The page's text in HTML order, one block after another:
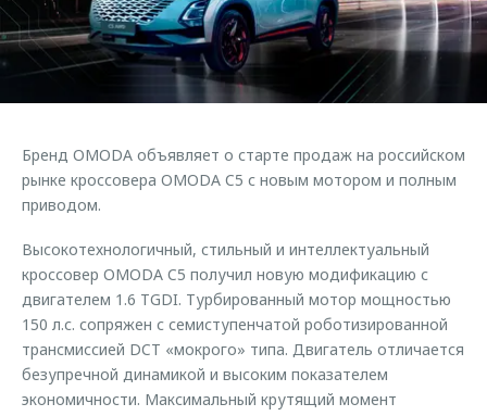
Страхование
Кредитный калькулятор
Оригинальные аксессуары
Запчасти
Трейд-ин
Калькулятор трейд-ин
Дополнительная техническая поддержка
Руководства по эксплуатации
Клиентская поддержка
Клуб владельцев OMODA
Приложение O&J
Аксессуары
Одежда и сувениры
Оригинальные аксессуары
Запчасти
Обратная связь
Бренд OMODA объявляет о старте продаж на российском
рынке кроссовера OMODA C5 с новым мотором и полным
приводом.
Высокотехнологичный, стильный и интеллектуальный
кроссовер OMODA C5 получил новую модификацию с
двигателем 1.6 TGDI. Турбированный мотор мощностью
150 л.с. сопряжен с семиступенчатой роботизированной
трансмиссией DCT «мокрого» типа. Двигатель отличается
безупречной динамикой и высоким показателем
экономичности. Максимальный крутящий момент